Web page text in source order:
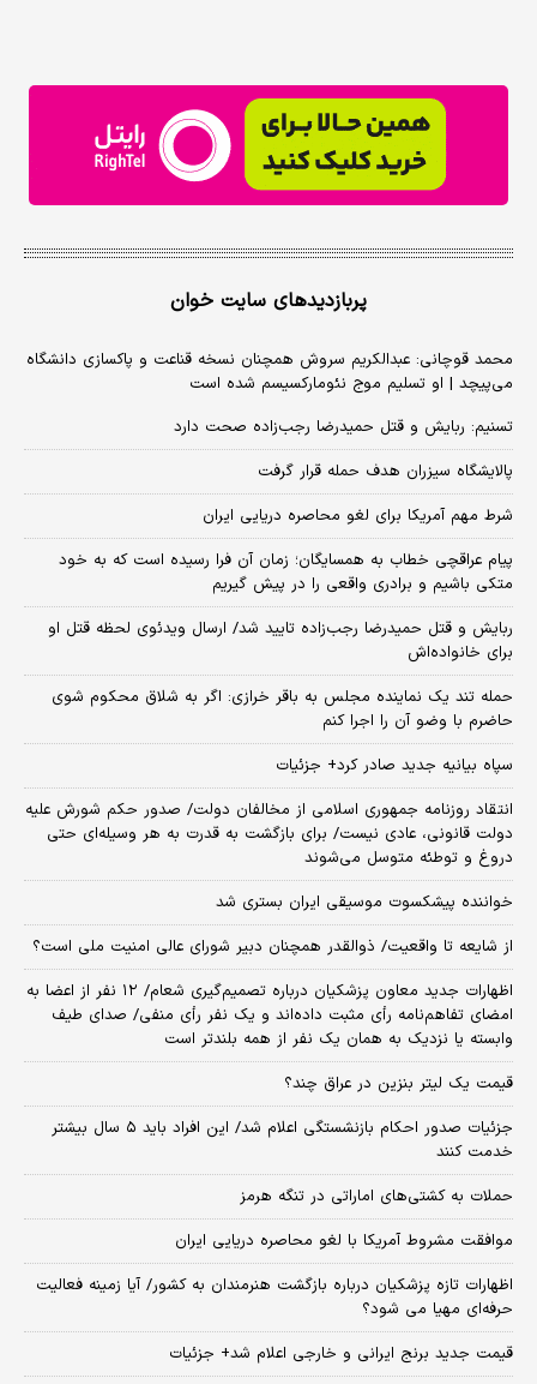
پربازدیدهای سایت خوان
محمد قوچانی: عبدالکریم سروش همچنان نسخه قناعت و پاکسازی دانشگاه
می‌پیچد | او تسلیم موج نئومارکسیسم شده است
تسنیم: ربایش و قتل حمیدرضا رجب‌زاده صحت دارد
پالایشگاه سیزران هدف حمله قرار گرفت
شرط مهم آمریکا برای لغو محاصره دریایی ایران
پیام عراقچی خطاب به همسایگان؛ زمان آن فرا رسیده است که به خود
متکی باشیم و برادری واقعی را در پیش گیریم
ربایش و قتل حمیدرضا رجب‌زاده تایید شد/ ارسال ویدئوی لحظه قتل او
برای خانواده‌اش
حمله تند یک نماینده مجلس به باقر خرازی: اگر به شلاق محکوم شوی
حاضرم با وضو آن را اجرا کنم
سپاه بیانیه جدید صادر کرد+ جزئیات
انتقاد روزنامه جمهوری اسلامی از مخالفان دولت/ صدور حکم شورش علیه
دولت قانونی، عادی نیست/ برای بازگشت به قدرت به هر وسیله‌ای حتی
دروغ و توطئه متوسل می‌شوند
خواننده پیشکسوت موسیقی ایران بستری شد
از شایعه تا واقعیت/ ذوالقدر همچنان دبیر شورای ‌عالی امنیت ملی است؟
اظهارات جدید معاون پزشکیان درباره تصمیم‌گیری شعام/ ۱۲ نفر از اعضا به
امضای تفاهم‌نامه رأی مثبت داده‌اند و یک نفر رأی منفی/ صدای طیف
وابسته یا نزدیک به همان یک نفر از همه بلندتر است
قیمت یک لیتر بنزین در عراق چند؟
جزئیات صدور احکام بازنشستگی اعلام شد/ این افراد باید ۵ سال بیشتر
خدمت کنند
حملات به کشتی‌های اماراتی در تنگه هرمز
موافقت مشروط آمریکا با لغو محاصره دریایی ایران
اظهارات تازه پزشکیان درباره بازگشت هنرمندان به کشور/ آیا زمینه فعالیت
حرفه‌ای مهیا می شود؟
قیمت جدید برنج ایرانی و خارجی اعلام شد+ جزئیات